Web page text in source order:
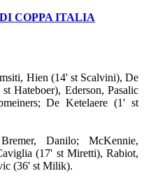
COPPA ITALIA
Hien (14' st Scalvini), De
Hateboer), Ederson, Pasalic
De Ketelaere (1' st
Danilo; McKennie,
(17' st Miretti), Rabiot,
(36' st Milik).